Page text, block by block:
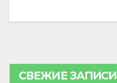
СВЕЖИЕ ЗАПИСИ